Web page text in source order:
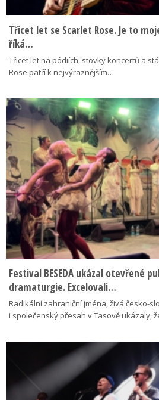
Třicet let se Scarlet Rose. Je to
říká…
Třicet let na pódiích, stovky koncertů a
Rose patří k nejvýraznějším…
Festival BESEDA ukázal otevřené
dramaturgie. Excelovali…
Radikální zahraniční jména, živá česko-
i společenský přesah v Tasově ukázaly,